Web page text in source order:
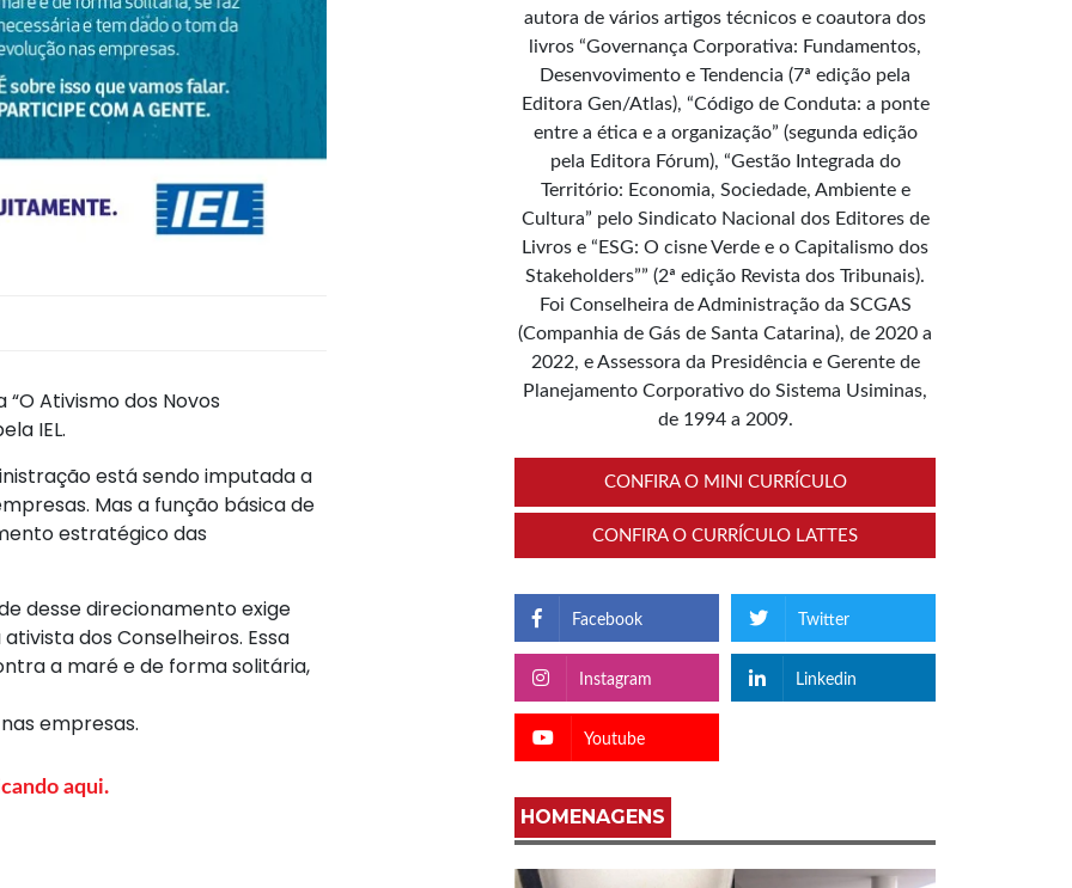
Ativismo dos Novos
IEL.
está sendo imputada a
Mas a função básica de
estratégico das
desse direcionamento exige
dos Conselheiros. Essa
a maré e de forma solitária,
empresas.
aqui.
autora de vários artigos técnicos e coautora dos
livros “Governança Corporativa: Fundamentos,
Desenvovimento e Tendencia (7ª edição pela
Editora Gen/Atlas), “Código de Conduta: a ponte
entre a ética e a organização” (segunda edição
pela Editora Fórum), “Gestão Integrada do
Território: Economia, Sociedade, Ambiente e
Cultura” pelo Sindicato Nacional dos Editores de
Livros e “ESG: O cisne Verde e o Capitalismo dos
Stakeholders”” (2ª edição Revista dos Tribunais).
Foi Conselheira de Administração da SCGAS
(Companhia de Gás de Santa Catarina), de 2020 a
2022, e Assessora da Presidência e Gerente de
Planejamento Corporativo do Sistema Usiminas,
de 1994 a 2009.
CONFIRA O MINI CURRÍCULO
CONFIRA O CURRÍCULO LATTES
Facebook Twitter
Instagram Linkedin
Youtube
HOMENAGENS